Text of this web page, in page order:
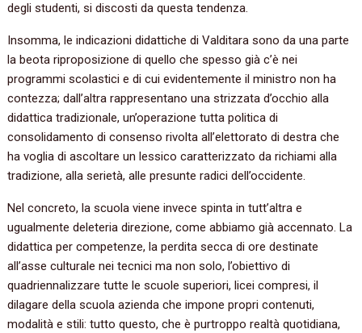
degli studenti, si discosti da questa tendenza.
Insomma, le indicazioni didattiche di Valditara sono da una parte
la beota riproposizione di quello che spesso già c’è nei
programmi scolastici e di cui evidentemente il ministro non ha
contezza; dall’altra rappresentano una strizzata d’occhio alla
didattica tradizionale, un’operazione tutta politica di
consolidamento di consenso rivolta all’elettorato di destra che
ha voglia di ascoltare un lessico caratterizzato da richiami alla
tradizione, alla serietà, alle presunte radici dell’occidente.
Nel concreto, la scuola viene invece spinta in tutt’altra e
ugualmente deleteria direzione, come abbiamo già accennato. La
didattica per competenze, la perdita secca di ore destinate
all’asse culturale nei tecnici ma non solo, l’obiettivo di
quadriennalizzare tutte le scuole superiori, licei compresi, il
dilagare della scuola azienda che impone propri contenuti,
modalità e stili: tutto questo, che è purtroppo realtà quotidiana,